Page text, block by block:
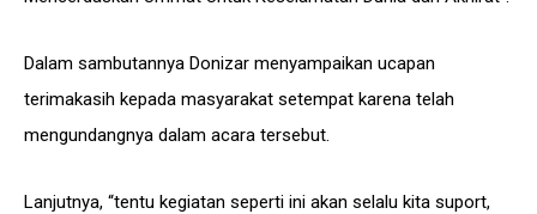
Dalam sambutannya Donizar menyampaikan ucapan
terimakasih kepada masyarakat setempat karena telah
mengundangnya dalam acara tersebut.
Lanjutnya, “tentu kegiatan seperti ini akan selalu kita suport,